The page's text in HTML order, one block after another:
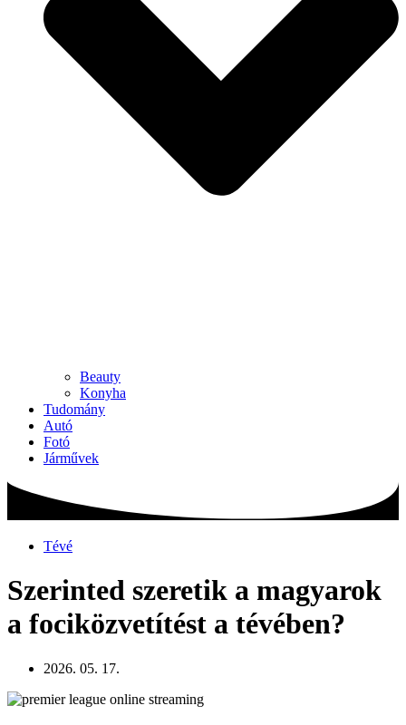
Beauty
Konyha
Tudomány
Autó
Fotó
Járművek
Tévé
Szerinted szeretik a magyarok
a fociközvetítést a tévében?
2026. 05. 17.